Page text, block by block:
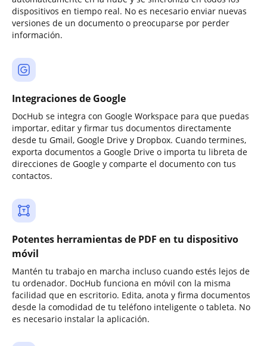
dispositivos en tiempo real. No es necesario enviar nuevas
versiones de un documento o preocuparse por perder
información.
Integraciones de Google
DocHub se integra con Google Workspace para que puedas
importar, editar y firmar tus documentos directamente
desde tu Gmail, Google Drive y Dropbox. Cuando termines,
exporta documentos a Google Drive o importa tu libreta de
direcciones de Google y comparte el documento con tus
contactos.
Potentes herramientas de PDF en tu dispositivo
móvil
Mantén tu trabajo en marcha incluso cuando estés lejos de
tu ordenador. DocHub funciona en móvil con la misma
facilidad que en escritorio. Edita, anota y firma documentos
desde la comodidad de tu teléfono inteligente o tableta. No
es necesario instalar la aplicación.